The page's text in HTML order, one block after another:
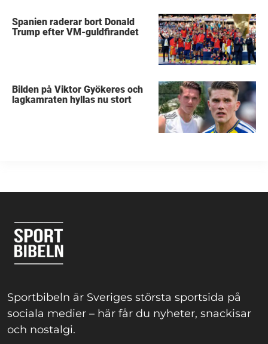
Spanien raderar bort Donald
Trump efter VM-guldfirandet
Bilden på Viktor Gyökeres och
lagkamraten hyllas nu stort
Sportbibeln är Sveriges största sportsida på
sociala medier – här får du nyheter, snackisar
och nostalgi.